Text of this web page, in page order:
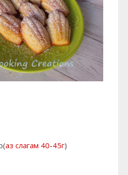
аз слагам 40-45г)